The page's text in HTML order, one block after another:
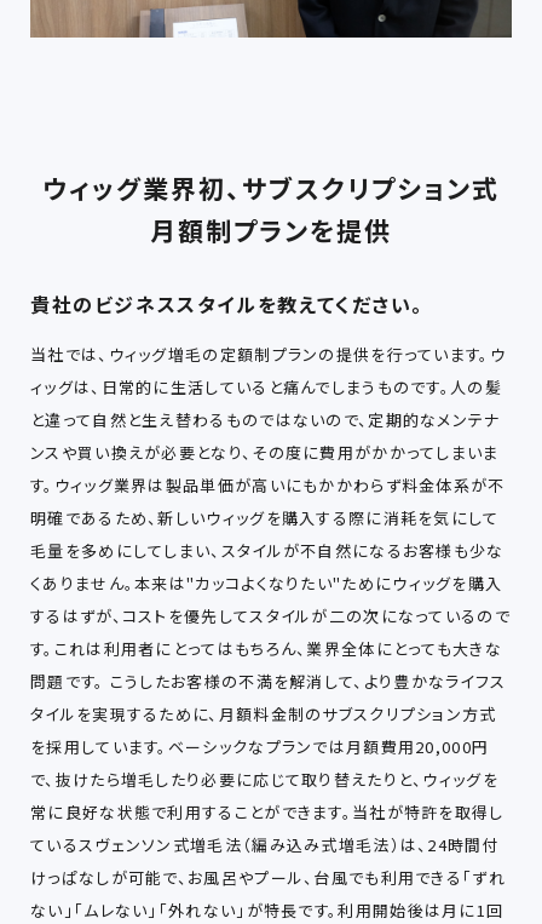
ウィッグ業界初、サブスクリプション式
月額制プランを提供
貴社のビジネススタイルを教えてください。
当社では、ウィッグ増毛の定額制プランの提供を行っています。ウ
ィッグは、日常的に生活していると痛んでしまうものです。人の髪
と違って自然と生え替わるものではないので、定期的なメンテナ
ンスや買い換えが必要となり、その度に費用がかかってしまいま
す。ウィッグ業界は製品単価が高いにもかかわらず料金体系が不
明確であるため、新しいウィッグを購入する際に消耗を気にして
毛量を多めにしてしまい、スタイルが不自然になるお客様も少な
くありません。本来は"カッコよくなりたい"ためにウィッグを購入
するはずが、コストを優先してスタイルが二の次になっているので
す。これは利用者にとってはもちろん、業界全体にとっても大きな
問題です。 こうしたお客様の不満を解消して、より豊かなライフス
タイルを実現するために、月額料金制のサブスクリプション方式
を採用しています。ベーシックなプランでは月額費用20,000円
で、抜けたら増毛したり必要に応じて取り替えたりと、ウィッグを
常に良好な状態で利用することができます。当社が特許を取得し
ているスヴェンソン式増毛法（編み込み式増毛法）は、24時間付
けっぱなしが可能で、お風呂やプール、台風でも利用できる「ずれ
ない」「ムレない」「外れない」が特長です。利用開始後は月に1回